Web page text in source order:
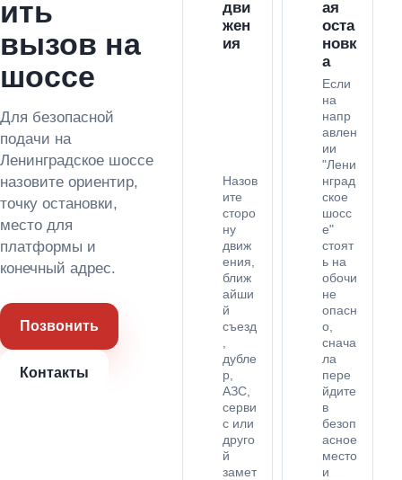
ить
вызов на
шоссе
Для безопасной
подачи на
Ленинградское шоссе
назовите ориентир,
точку остановки,
место для
платформы и
конечный адрес.
Позвонить
Контакты
дви
жен
ия
Назов
ите
сторо
ну
движ
ения,
ближ
айши
й
съезд
дубле
р,
АЗС,
серви
с или
друго
й
замет
ая
оста
новк
а
Если
на
напр
авлен
ии
"Лени
нград
ское
шосс
е"
стоят
ь на
обочи
не
опасн
о,
снача
ла
пере
йдите
в
безоп
асное
место
и